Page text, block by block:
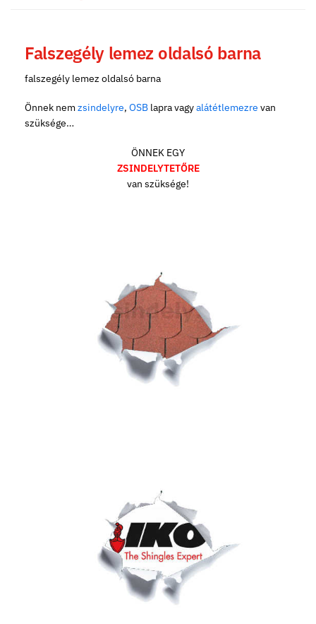
Falszegély lemez oldalsó barna
falszegély lemez oldalsó barna
Önnek nemzsindelyre, OSB lapra vagyalátétlemezre van
szüksége…
ÖNNEK EGY
ZSINDELYTETŐRE
van szüksége!